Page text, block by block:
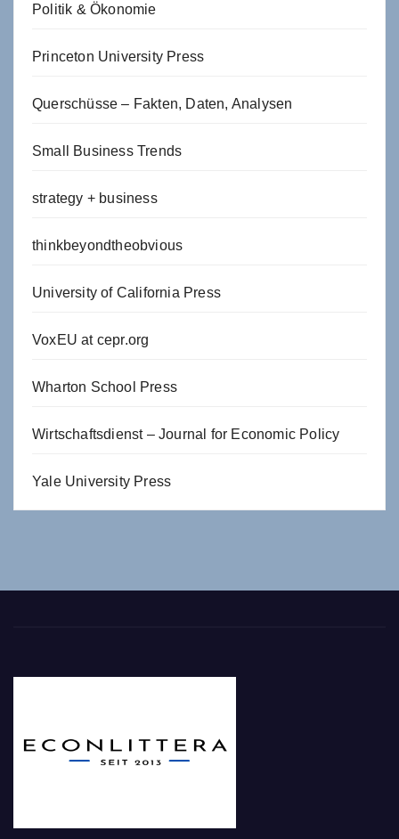
Politik & Ökonomie
Princeton University Press
Querschüsse – Fakten, Daten, Analysen
Small Business Trends
strategy + business
thinkbeyondtheobvious
University of California Press
VoxEU at cepr.org
Wharton School Press
Wirtschaftsdienst – Journal for Economic Policy
Yale University Press